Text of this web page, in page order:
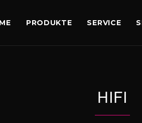
PRODUKTE SERVICE
HIFI